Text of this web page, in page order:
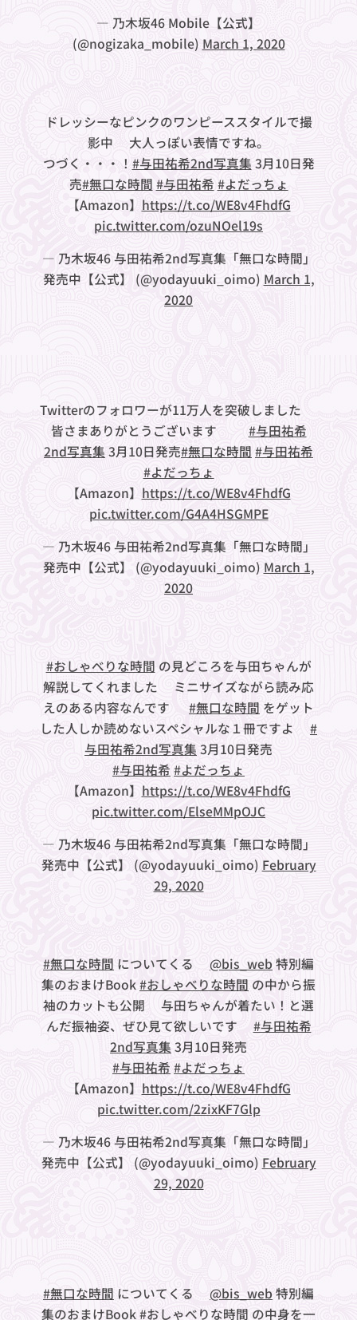
— 乃木坂46 Mobile【公式】
(@nogizaka_mobile) March 1, 2020
ドレッシーなピンクのワンピーススタイルで撮
影中💕大人っぽい表情ですね。
つづく・・・！ #与田祐希2nd写真集 3月10日発
売#無口な時間 #与田祐希 #よだっちょ
【Amazon】 https://t.co/WE8v4FhdfG
pic.twitter.com/ozuNOel19s
— 乃木坂46 与田祐希2nd写真集「無口な時間」
発売中【公式】 (@yodayuuki_oimo) March 1,
2020
Twitterのフォロワーが11万人を突破しました🎉
皆さまありがとうございます😭✨ #与田祐希
2nd写真集 3月10日発売#無口な時間 #与田祐希
#よだっちょ
【Amazon】 https://t.co/WE8v4FhdfG
pic.twitter.com/G4A4HSGMPE
— 乃木坂46 与田祐希2nd写真集「無口な時間」
発売中【公式】 (@yodayuuki_oimo) March 1,
2020
#おしゃべりな時間 の見どころを与田ちゃんが
解説してくれました🐼ミニサイズながら読み応
えのある内容なんです❤︎ #無口な時間 をゲット
した人しか読めないスペシャルな１冊ですよ✨ #
与田祐希2nd写真集 3月10日発売
#与田祐希 #よだっちょ
【Amazon】 https://t.co/WE8v4FhdfG
pic.twitter.com/ElseMMpOJC
— 乃木坂46 与田祐希2nd写真集「無口な時間」
発売中【公式】 (@yodayuuki_oimo) February
29, 2020
#無口な時間 についてくる🐼 @bis_web 特別編
集のおまけBook#おしゃべりな時間 の中から振
袖のカットも公開✨与田ちゃんが着たい！と選
んだ振袖姿、ぜひ見て欲しいです😍 #与田祐希
2nd写真集 3月10日発売
#与田祐希 #よだっちょ
【Amazon】 https://t.co/WE8v4FhdfG
pic.twitter.com/2zixKF7Glp
— 乃木坂46 与田祐希2nd写真集「無口な時間」
発売中【公式】 (@yodayuuki_oimo) February
29, 2020
#無口な時間 についてくる🐼 @bis_web特別編
集のおまけBook#おしゃべりな時間 の中身を一